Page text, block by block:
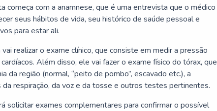
começa com a anamnese, que é uma entrevista que o médico
seus hábitos de vida, seu histórico de saúde pessoal e
para estar ali.
realizar o exame clínico, que consiste em medir a pressão
Além disso, ele vai fazer o exame físico do tórax, que
da região (normal, “peito de pombo”, escavado etc.), a
da respiração, da voz e da tosse e outros testes pertinentes.
solicitar exames complementares para confirmar o possível